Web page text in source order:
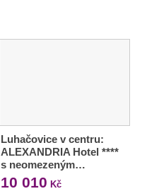
Luhačovice v centru:
ALEXANDRIA Hotel ****
s neomezeným…
10 010 Kč